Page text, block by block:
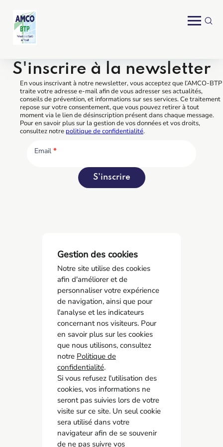
S'inscrire à la newsletter
En vous inscrivant à notre newsletter, vous acceptez que l’AMCO-BTP
traite votre adresse e-mail afin de vous adresser ses actualités,
conseils de prévention, et informations sur ses services. Ce traitement
repose sur votre consentement, que vous pouvez retirer à tout
moment via le lien de désinscription présent dans chaque message.
Pour en savoir plus sur la gestion de vos données et vos droits,
consultez notre politique de confidentialité.
Email *
S'inscrire
AMCO BTP
05 55 11 21 00
6 Allée Duke Ellington
87067 Limoges
Accès rapide
Contact
Recrutement
Adhérer
Gestion des cookies
Notre site utilise des cookies
afin d'améliorer et de
personnaliser votre expérience
de navigation, ainsi que pour
l'analyse et les indicateurs
concernant nos visiteurs. Pour
en savoir plus sur les cookies
que nous utilisons, consultez
notre Politique de
confidentialité.
Si vous refusez l'utilisation des
cookies, vos informations ne
seront pas suivies lors de votre
visite sur ce site. Un seul cookie
sera utilisé dans votre
navigateur afin de se souvenir
de ne pas suivre vos